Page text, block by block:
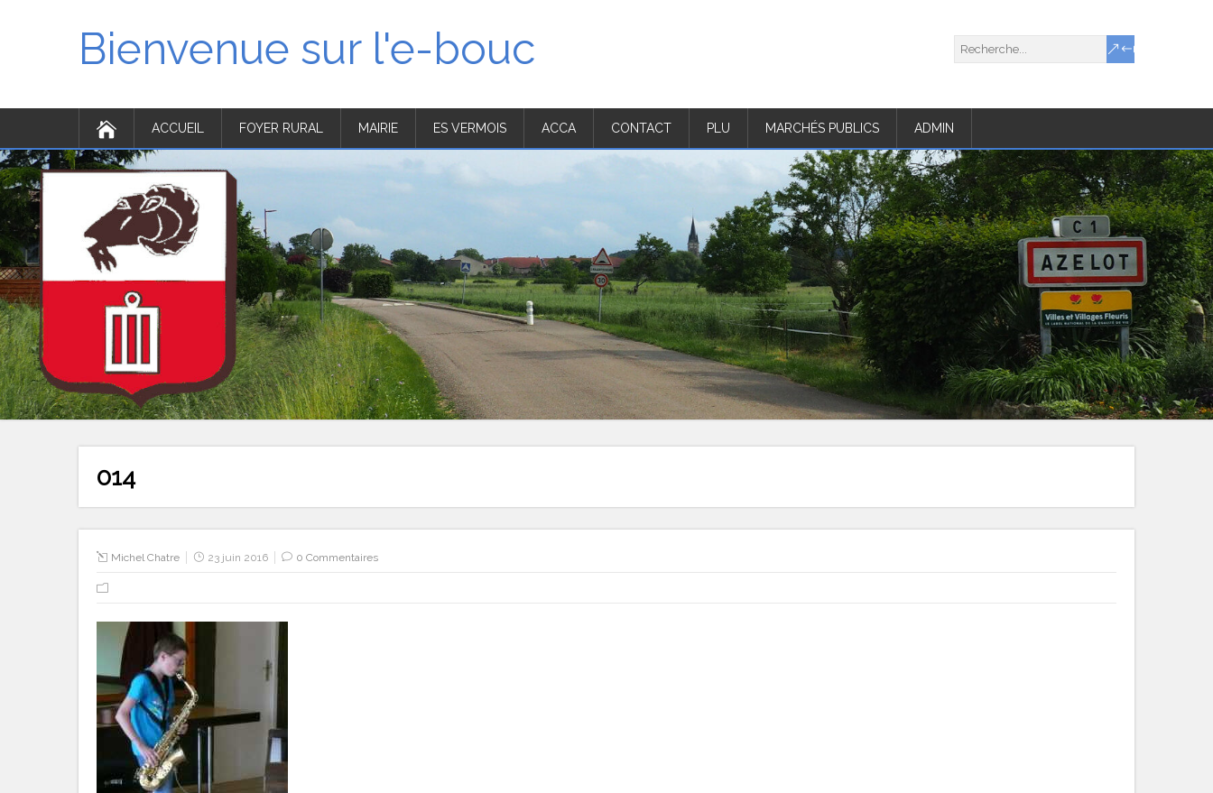
Bienvenue sur l'e-bouc
ACCUEIL FOYER RURAL MAIRIE ES VERMOIS ACCA CONTACT PLU MARCHÉS PUBLICS ADMIN
014
Michel Chatre 23 juin 2016 0 Commentaires